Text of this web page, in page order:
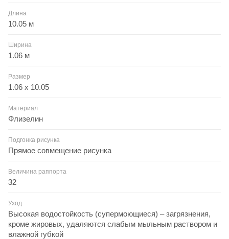
Длина
10.05 м
Ширина
1.06 м
Размер
1.06 x 10.05
Материал
Флизелин
Подгонка рисунка
Прямое совмещение рисунка
Величина раппорта
32
Уход
Высокая водостойкость (супермоющиеся) – загрязнения,
кроме жировых, удаляются слабым мыльным раствором и
влажной губкой